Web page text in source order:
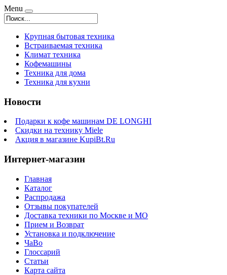
Menu
Крупная бытовая техника
Встраиваемая техника
Климат техника
Кофемашины
Техника для дома
Техника для кухни
Новости
Подарки к кофе машинам DE LONGHI
Скидки на технику Miele
Акция в магазине KupiBt.Ru
Интернет-магазин
Главная
Каталог
Распродажа
Отзывы покупателей
Доставка техники по Москве и МО
Прием и Возврат
Установка и подключение
ЧаВо
Глоссарий
Статьи
Карта сайта